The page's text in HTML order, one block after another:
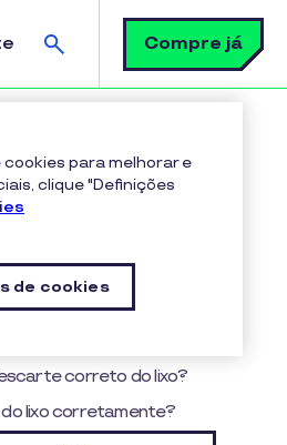
Busca
Compre já
correto do lixo?
lixo corretamente?
cookies para melhorar e
clique "Definições
de cookies